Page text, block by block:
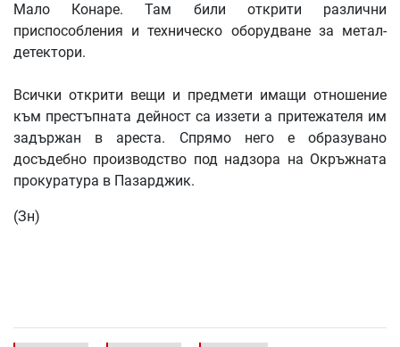
Мало Конаре. Там били открити различни
приспособления и техническо оборудване за метал-
детектори.
Всички открити вещи и предмети имащи отношение
към престъпната дейност са иззети а притежателя им
задържан в ареста. Спрямо него е образувано
досъдебно производство под надзора на Окръжната
прокуратура в Пазарджик.
(Зн)